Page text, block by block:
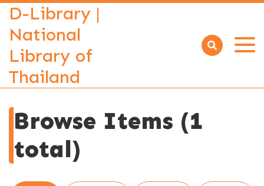
D-Library |
National
Library of
Thailand
Open
Browse Items (1
total)